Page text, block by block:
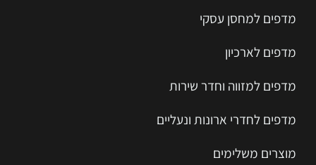
מדפים למחסן עסקי
מדפים לארכיון
מדפים למזווה וחדר שירות
מדפים לחדרי ארונות ונעליים
מוצרים משלימים